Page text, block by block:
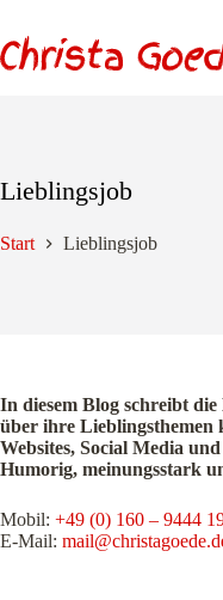
springen
Lieblingsjob
Start Lieblingsjob
In diesem Blog schreibt
über ihre Lieblingsthemen
Websites, Social Media
Humorig, meinungsstark
Mobil: +49 (0) 160 – 9444
E-Mail: